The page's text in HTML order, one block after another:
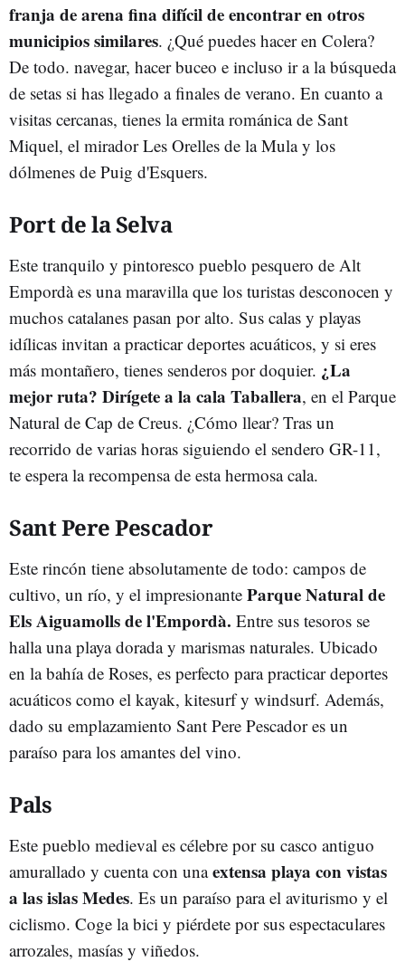
franja de arena fina difícil de encontrar en otros
municipios similares. ¿Qué puedes hacer en Colera?
De todo. navegar, hacer buceo e incluso ir a la búsqueda
de setas si has llegado a finales de verano. En cuanto a
visitas cercanas, tienes la ermita románica de Sant
Miquel, el mirador Les Orelles de la Mula y los
dólmenes de Puig d'Esquers.
Port de la Selva
Este tranquilo y pintoresco pueblo pesquero de Alt
Empordà es una maravilla que los turistas desconocen y
muchos catalanes pasan por alto. Sus calas y playas
idílicas invitan a practicar deportes acuáticos, y si eres
más montañero, tienes senderos por doquier. ¿La
mejor ruta? Dirígete a la cala Taballera, en el Parque
Natural de Cap de Creus. ¿Cómo llear? Tras un
recorrido de varias horas siguiendo el sendero GR-11,
te espera la recompensa de esta hermosa cala.
Sant Pere Pescador
Este rincón tiene absolutamente de todo: campos de
cultivo, un río, y el impresionante Parque Natural de
Els Aiguamolls de l'Empordà. Entre sus tesoros se
halla una playa dorada y marismas naturales. Ubicado
en la bahía de Roses, es perfecto para practicar deportes
acuáticos como el kayak, kitesurf y windsurf. Además,
dado su emplazamiento Sant Pere Pescador es un
paraíso para los amantes del vino.
Pals
Este pueblo medieval es célebre por su casco antiguo
amurallado y cuenta con unaextensa playa con vistas
a las islas Medes. Es un paraíso para el aviturismo y el
ciclismo. Coge la bici y piérdete por sus espectaculares
arrozales, masías y viñedos.